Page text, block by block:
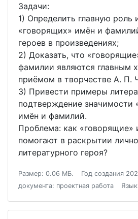
Задачи:
1) Определить главную роль
«говорящих» имён и
героев в произведениях;
2) Доказать, что
фамилии являются главным
приёмом в творчестве А. П.
3) Привести примеры
подтверждение значимости
имён и фамилий.
Проблема: как
помогают в раскрытии
литературного героя?
Размер: 0.06 МБ. Год создания
документа: проектная работа